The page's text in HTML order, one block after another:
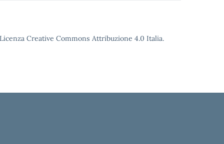
Creative Commons Attribuzione 4.0 Italia.